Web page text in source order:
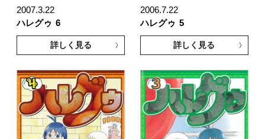
2007.3.22
ハレグゥ 6
詳しく見る
2006.7.22
ハレグゥ 5
詳しく見る